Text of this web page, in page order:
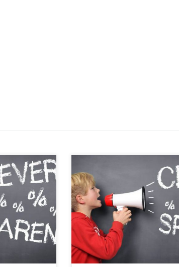
gibt
mit Hin-
Die
bis
allerdings
werden.
Angebots
Für das Reisevergleichsportal
können Sie jetzt einen 50 Euro
Der Gutschein ist für alle
(z.B. TUI, Neckermann Reisen,
und kann ohne
Mindestaufenthaltsdauer eingelöst
auf Reisen für 2 Personen aus
Pauschalreisen, Last Minute und
[…]